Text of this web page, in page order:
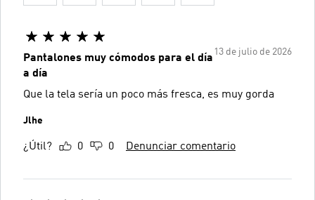
13 de julio de 2026
Pantalones muy cómodos para el día
a día
Que la tela sería un poco más fresca, es muy gorda
Jlhe
¿Útil? 0 0 Denunciar comentario